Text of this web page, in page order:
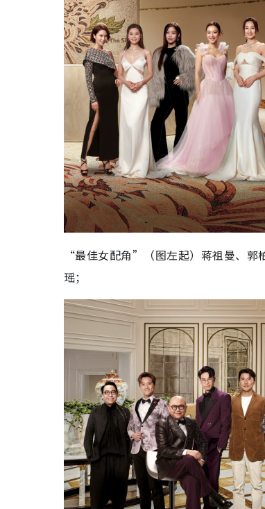
“最佳女配角”（图左起）蒋祖曼、郭
瑶；